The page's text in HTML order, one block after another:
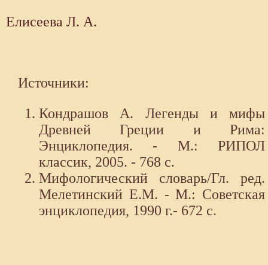
Елисеева Л. А.
Источники:
Кондрашов А. Легенды и мифы
Древней Греции и Рима:
Энциклопедия. - М.: РИПОЛ
классик, 2005. - 768 с.
Мифологический словарь/Гл. ред.
Мелетинский Е.М. - М.: Советская
энциклопедия, 1990 г.- 672 с.